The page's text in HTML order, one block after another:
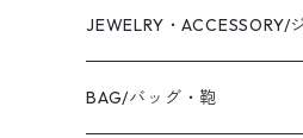
WAS KNOT WAS
2019 S/S
Coaling Cards Publisher
JEWELRY・
RING/リング・指輪
BAG/バッグ・鞄